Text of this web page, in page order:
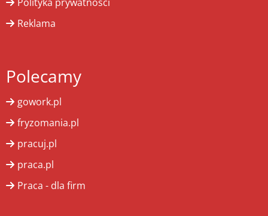
Reklama
Polecamy
gowork.pl
fryzomania.pl
pracuj.pl
praca.pl
Praca - dla firm